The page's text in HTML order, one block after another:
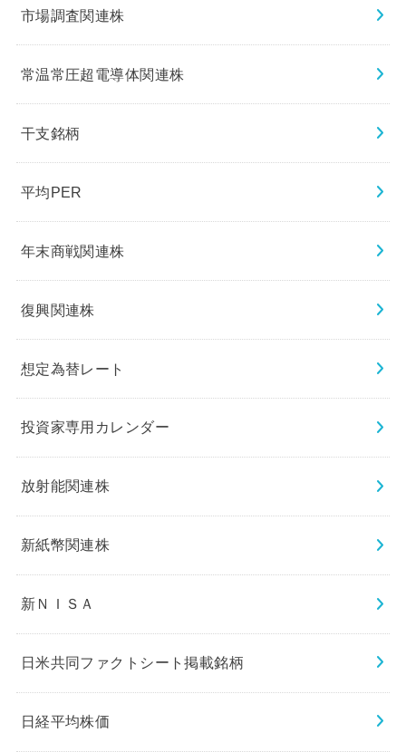
市場調査関連株
常温常圧超電導体関連株
干支銘柄
平均PER
年末商戦関連株
復興関連株
想定為替レート
投資家専用カレンダー
放射能関連株
新紙幣関連株
新ＮＩＳＡ
日米共同ファクトシート掲載銘柄
日経平均株価